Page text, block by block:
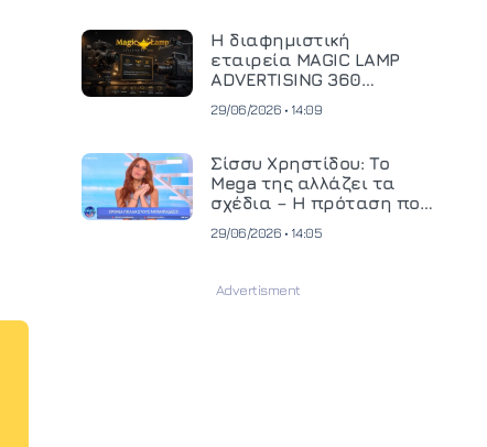
Η διαφημιστική
εταιρεία MAGIC LAMP
ADVERTISING 360
κινηματογραφική
και ανεβάζει τον πήχη
στην παραγωγή
οπτικοακουστικού
περιεχομένου
29/06/2026 • 14:09
Σίσσυ Χρηστίδου: Το
Mega της αλλάζει τα
σχέδια – Η πρόταση που
29/06/2026 • 14:05